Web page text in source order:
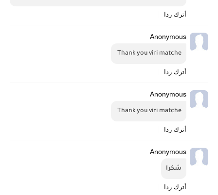
أترك ردا
Anonymous
Thank you viri matche
أترك ردا
Anonymous
Thank you viri matche
أترك ردا
Anonymous
شكرا
أترك ردا